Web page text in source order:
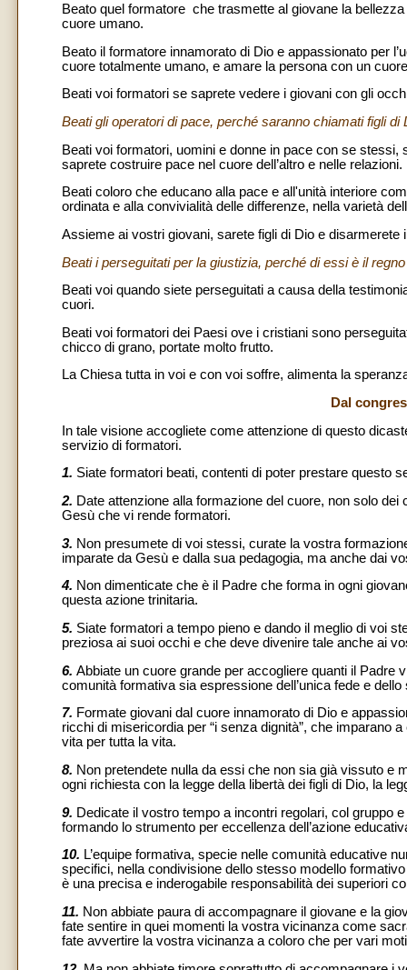
Beato quel formatore che trasmette al giovane la
cuore umano.
Beato il formatore innamorato di Dio e appassionato per
cuore totalmente umano, e amare la persona con un
Beati voi formatori se saprete vedere i giovani con gli
Beati gli operatori di pace, perché saranno chiamati figli di
Beati voi formatori, uomini e donne in pace con se
saprete costruire pace nel cuore dell’altro e nelle relazioni.
Beati coloro che educano alla pace e all'unità interiore
ordinata e alla convivialità delle differenze, nella varietà
Assieme ai vostri giovani, sarete figli di Dio e
Beati i perseguitati per la giustizia, perché di essi è il
Beati voi quando siete perseguitati a causa della
cuori.
Beati voi formatori dei Paesi ove i cristiani sono
chicco di grano, portate molto frutto.
La Chiesa tutta in voi e con voi soffre, alimenta la
Dal
In tale visione accogliete come attenzione di questo
servizio di formatori.
1. Siate formatori beati, contenti di poter prestare questo
2. Date attenzione alla formazione del cuore, non solo
Gesù che vi rende formatori.
3. Non presumete di voi stessi, curate la vostra
imparate da Gesù e dalla sua pedagogia, ma anche dai
4. Non dimenticate che è il Padre che forma in ogni
questa azione trinitaria.
5. Siate formatori a tempo pieno e dando il meglio di voi
preziosa ai suoi occhi e che deve divenire tale anche ai
6. Abbiate un cuore grande per accogliere quanti il Padre
comunità formativa sia espressione dell’unica fede e
7. Formate giovani dal cuore innamorato di Dio e
ricchi di misericordia per “i senza dignità”, che imparano
vita per tutta la vita.
8. Non pretendete nulla da essi che non sia già vissuto e
ogni richiesta con la legge della libertà dei figli di Dio, la
9. Dedicate il vostro tempo a incontri regolari, col gruppo
formando lo strumento per eccellenza dell’azione
10. L’equipe formativa, specie nelle comunità educative
specifici, nella condivisione dello stesso modello
è una precisa e inderogabile responsabilità dei superiori
11. Non abbiate paura di accompagnare il giovane e la
fate sentire in quei momenti la vostra vicinanza come
fate avvertire la vostra vicinanza a coloro che per vari